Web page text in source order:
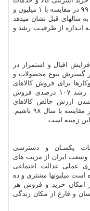
(حدود یک میلیون و ۵۷۸ تراکنش در سال ۹۹ در مقایسه با ۱ میلیون و
نسبت به سالهای قبل نشان میدهد
انـدازه از ظرفیـت رشد و
دیجی کالا، افزایش اقبال و استمرار در
گسترش تنوع محصولات و
برای فروش کالاهای
خود، سبب شده تا بطور متوسط شاهد رشد ۱۰۷ درصدی فروش
همین طور ۲.۵ برابر شدن ارزش خالص کالاهای
فروخته شده در دیجی کالا در سال ۹۹ در مقایسه با سال ۹۸ باشیم.
یکسـان و دسترسی
وسعت ایران از مزیت های
عملی عدالت اجتماعی
است میلیونها مشتری و ده
امکان خرید و فروش هر
و فارغ از مکان زندگی